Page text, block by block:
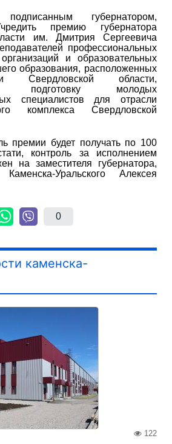
губернатором,
премию губернатора
им. Дмитрия Сергеевича
профессиональных
и образовательных
образования, расположенных
Свердловской области,
подготовку молодых
специалистов для отрасли
комплекса Свердловской
премии будет получать по 100
контроль за исполнением
на заместителя губернатора,
Уральского Алексея
0
каменска-
122